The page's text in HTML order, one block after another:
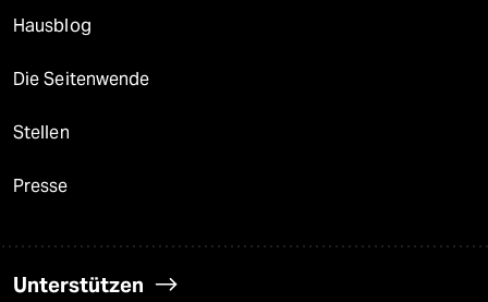
Hausblog
Die Seitenwende
Stellen
Presse
Unterstützen